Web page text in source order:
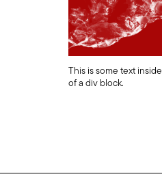
This is some text inside
of a div block.